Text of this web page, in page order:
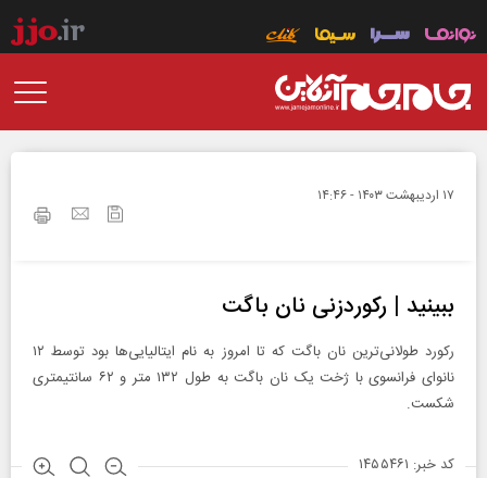
۱۷ ارديبهشت ۱۴۰۳ - ۱۴:۴۶
ببینید | رکوردزنی نان باگت
رکورد طولانی‌ترین نان باگت که تا امروز به نام ایتالیایی‌ها بود توسط ۱۲
نانوای فرانسوی با ژخت یک نان باگت به طول ۱۳۲ متر و ۶۲ سانتیمتری
شکست.
کد خبر: ۱۴۵۵۴۶۱